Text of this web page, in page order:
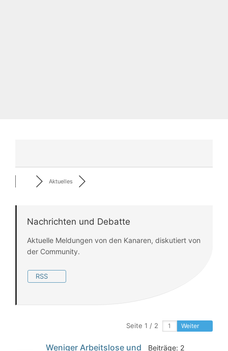
Aktuelles
Nachrichten und Debatte
Aktuelle Meldungen von den Kanaren, diskutiert von
der Community.
RSS
Seite 1 / 2 Weiter
Weniger Arbeitslose und
Beiträge: 2